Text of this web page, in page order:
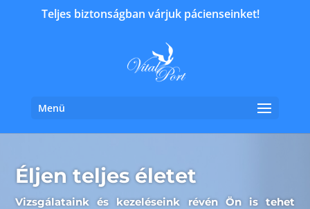
Teljes biztonságban várjuk pácienseinket!
Menü
Éljen teljes életet
Vizsgálataink és kezeléseink révén Ön is tehet